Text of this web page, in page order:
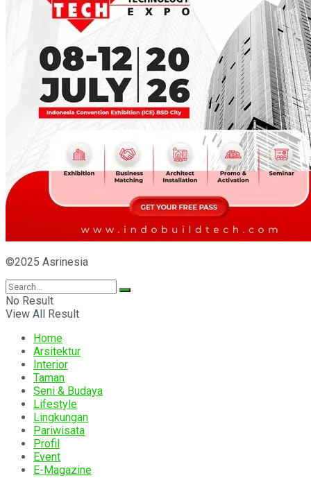
©2025 Asrinesia
No Result
View All Result
Home
Arsitektur
Interior
Taman
Seni & Budaya
Lifestyle
Lingkungan
Pariwisata
Profil
Event
E-Magazine